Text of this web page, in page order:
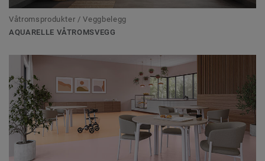
Våtromsprodukter / Veggbelegg
AQUARELLE VÅTROMSVEGG